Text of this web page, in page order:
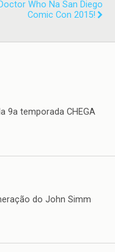
Who Na San Diego
Comic Con 2015!
9a temporada CHEGA
do John Simm